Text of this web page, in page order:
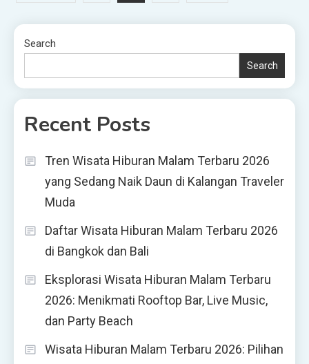
pagination
Search
Search
Recent Posts
Tren Wisata Hiburan Malam Terbaru 2026
yang Sedang Naik Daun di Kalangan Traveler
Muda
Daftar Wisata Hiburan Malam Terbaru 2026
di Bangkok dan Bali
Eksplorasi Wisata Hiburan Malam Terbaru
2026: Menikmati Rooftop Bar, Live Music,
dan Party Beach
Wisata Hiburan Malam Terbaru 2026: Pilihan